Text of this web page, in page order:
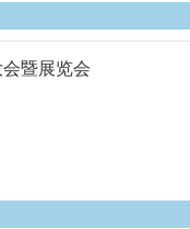
暨展览会